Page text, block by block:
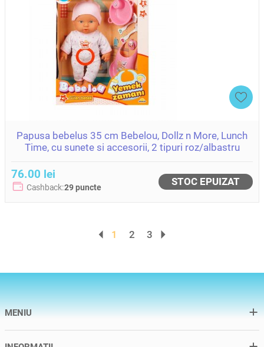
Papusa bebelus 35 cm Bebelou, Dollz n More, Lunch
Time, cu sunete si accesorii, 2 tipuri roz/albastru
76.00 lei
Cashback:29 puncte STOC EPUIZAT
1 2 3
MENIU